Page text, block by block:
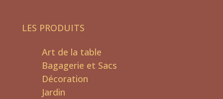
LES PRODUITS
Art de la table
Bagagerie et Sacs
Décoration
Jardin